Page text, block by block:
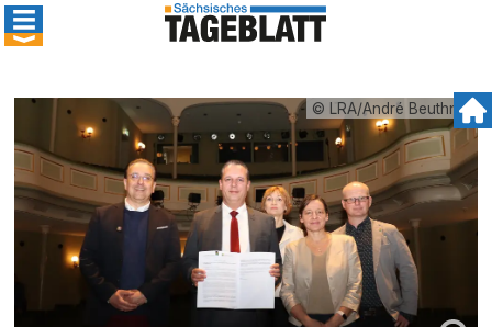
© LRA/André Beuthner